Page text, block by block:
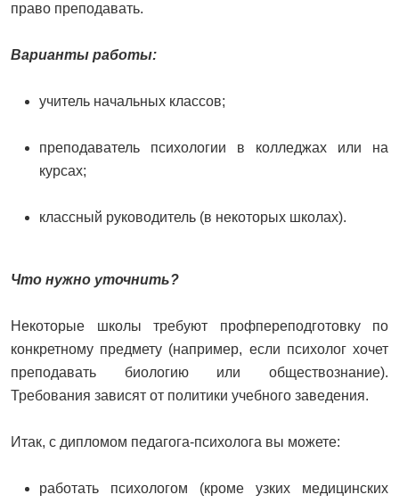
право преподавать.
Варианты работы:
учитель начальных классов;
преподаватель психологии в колледжах или на
курсах;
классный руководитель (в некоторых школах).
Что нужно уточнить?
Некоторые школы требуют профпереподготовку по
конкретному предмету (например, если психолог хочет
преподавать биологию или обществознание).
Требования зависят от политики учебного заведения.
Итак, с дипломом педагога-психолога вы можете:
работать психологом (кроме узких медицинских